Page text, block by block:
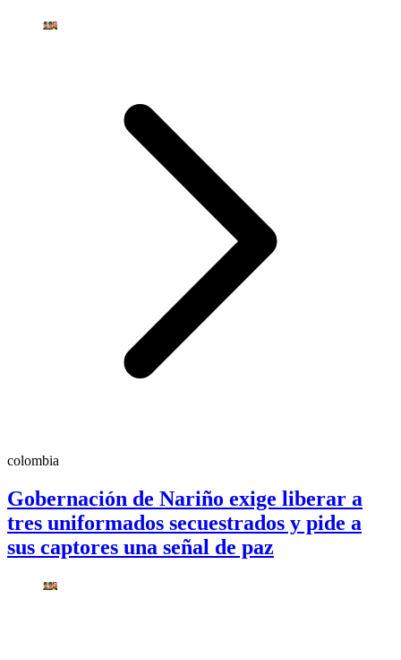
colombia
Gobernación de Nariño exige liberar a
tres uniformados secuestrados y pide a
sus captores una señal de paz